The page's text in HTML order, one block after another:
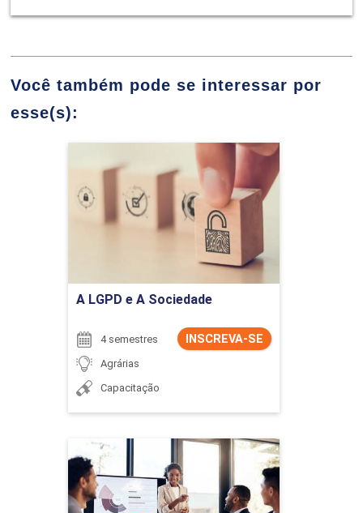
Você também pode se interessar por
esse(s):
A LGPD e A Sociedade
INSCREVA-SE
4 semestres
Agrárias
Capacitação
A LGPD e A Sociedade
Detalhes do curso
Ir para Inscrição
Administração
Detalhes do curso